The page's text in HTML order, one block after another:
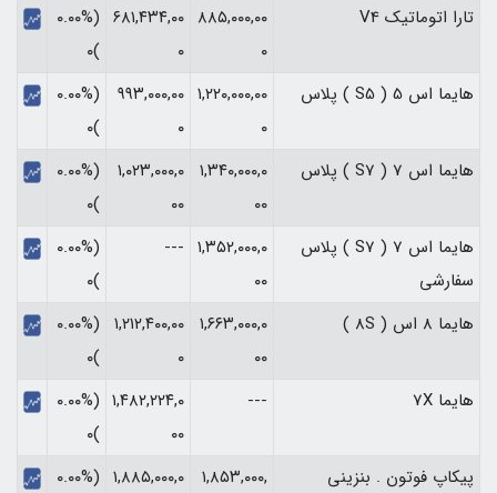
تارا اتوماتیک V4
۸۸۵,۰۰۰,۰۰
۰
۶۸۱,۴۳۴,۰۰
۰
(۰.۰۰%
)۰
هایما اس 5 ( S5 ) پلاس
۱,۲۲۰,۰۰۰,۰۰
۰
۹۹۳,۰۰۰,۰۰
۰
(۰.۰۰%
)۰
هایما اس 7 ( S7 ) پلاس
۱,۳۴۰,۰۰۰,۰
۰۰
۱,۰۲۳,۰۰۰,۰
۰۰
(۰.۰۰%
)۰
هایما اس 7 ( S7 ) پلاس
سفارشی
۱,۳۵۲,۰۰۰,۰
۰۰
---
(۰.۰۰%
)۰
هایما 8 اس ( 8S )
۱,۶۶۳,۰۰۰,۰
۰۰
۱,۲۱۲,۴۰۰,۰۰
۰
(۰.۰۰%
)۰
هایما 7X
---
۱,۴۸۲,۲۲۴,۰
۰۰
(۰.۰۰%
)۰
پیکاپ فوتون . بنزینی
۱,۸۵۳,۰۰۰, ۱,۸۸۵,۰۰۰,۰ (۰.۰۰%